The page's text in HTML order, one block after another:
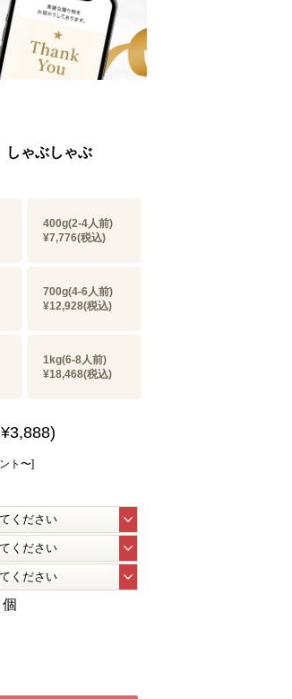
しゃぶしゃぶ
400g(2-4人前)
¥7,776(税込)
700g(4-6人前)
¥12,928(税込)
1kg(6-8人前)
¥18,468(税込)
ト〜]
個